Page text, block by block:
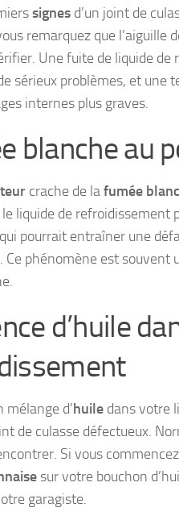
signes d’un joint de
remarquez que l’aiguille
Une fuite de liquide de
sérieux problèmes, et
internes plus graves.
blanche au
crache de lafumée
liquide de
pourrait entraîner une
Ce phénomène est souvent
d’huile
mélange d’huile dans votre
de culasse défectueux.
Si vous
sur votre bouchon
garagiste.